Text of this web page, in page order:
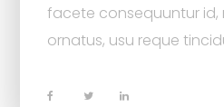
facete consequuntur id,
ornatus, usu reque